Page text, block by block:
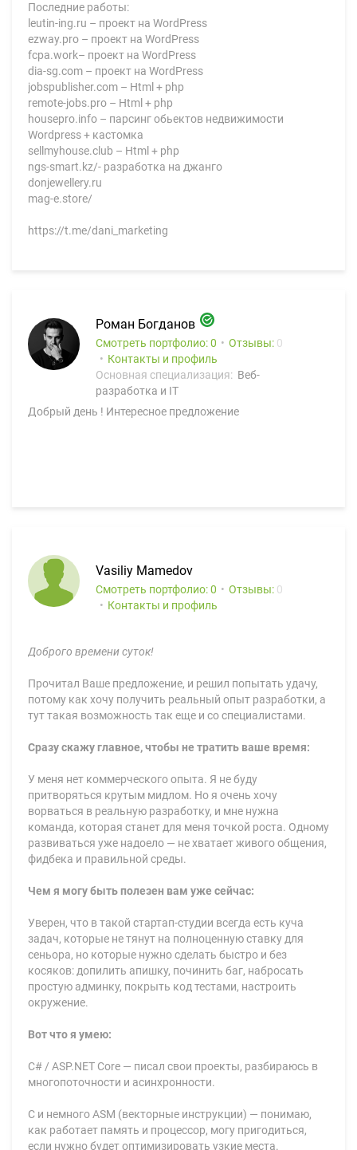
Последние работы:
leutin-ing.ru – проект на WordPress
ezway.pro – проект на WordPress
fcpa.work– проект на WordPress
dia-sg.com – проект на WordPress
jobspublisher.com – Html + php
remote-jobs.pro – Html + php
housepro.info – парсинг обьектов недвижимости
Wordpress + кастомка
sellmyhouse.club – Html + php
ngs-smart.kz/- разработка на джанго
donjewellery.ru
mag-e.store/
https://t.me/dani_marketing
Роман Богданов
Смотреть портфолио: 0 Отзывы: 0
Контакты и профиль
Основная специализация: Веб-
разработка и IT
Добрый день ! Интересное предложение
Vasiliy Mamedov
Смотреть портфолио: 0 Отзывы: 0
Контакты и профиль
Доброго времени суток!
Прочитал Ваше предложение, и решил попытать удачу,
потому как хочу получить реальный опыт разработки, а
тут такая возможность так еще и со специалистами.
Сразу скажу главное, чтобы не тратить ваше время:
У меня нет коммерческого опыта. Я не буду
притворяться крутым мидлом. Но я очень хочу
ворваться в реальную разработку, и мне нужна
команда, которая станет для меня точкой роста. Одному
развиваться уже надоело — не хватает живого общения,
фидбека и правильной среды.
Чем я могу быть полезен вам уже сейчас:
Уверен, что в такой стартап-студии всегда есть куча
задач, которые не тянут на полноценную ставку для
сеньора, но которые нужно сделать быстро и без
косяков: допилить апишку, починить баг, набросать
простую админку, покрыть код тестами, настроить
окружение.
Вот что я умею:
C# / ASP.NET Core — писал свои проекты, разбираюсь в
многопоточности и асинхронности.
C и немного ASM (векторные инструкции) — понимаю,
как работает память и процессор, могу пригодиться,
если нужно будет оптимизировать узкие места.